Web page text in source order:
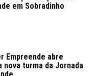
em Sobradinho
Empreende abre
nova turma da Jornada